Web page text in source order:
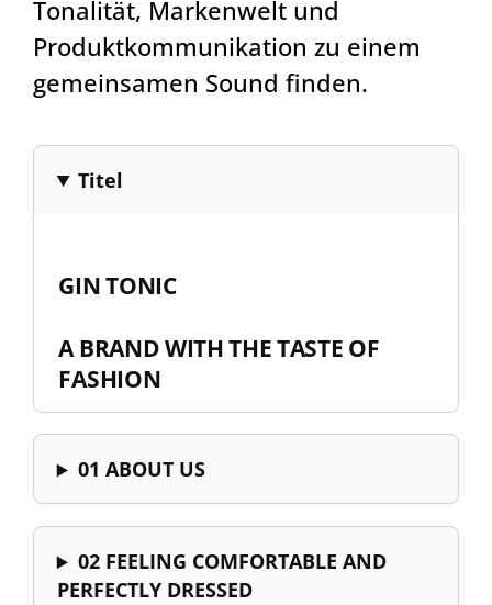
Tonalität, Markenwelt und
Produktkommunikation zu einem
gemeinsamen Sound finden.
Titel
GIN TONIC
A BRAND WITH THE TASTE OF
FASHION
01 ABOUT US
02 FEELING COMFORTABLE AND
PERFECTLY DRESSED